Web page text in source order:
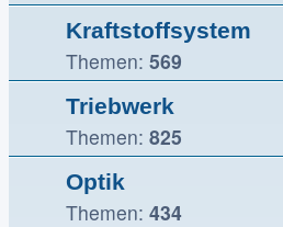
Kraftstoffsystem
Themen: 569
Triebwerk
Themen: 825
Optik
Themen: 434